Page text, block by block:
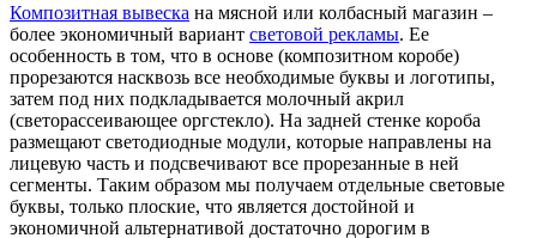
Композитная вывеска на мясной или колбасный магазин –
более экономичный вариант световой рекламы. Ее
особенность в том, что в основе (композитном коробе)
прорезаются насквозь все необходимые буквы и логотипы,
затем под них подкладывается молочный акрил
(светорассеивающее оргстекло). На задней стенке короба
размещают светодиодные модули, которые направлены на
лицевую часть и подсвечивают все прорезанные в ней
сегменты. Таким образом мы получаем отдельные световые
буквы, только плоские, что является достойной и
экономичной альтернативой достаточно дорогим в